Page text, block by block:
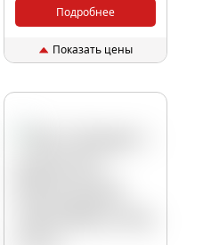
Подробнее
Показать цены